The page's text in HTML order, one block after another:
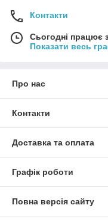
Контакти
Сьогодні працює
Показати весь
Про нас
Контакти
Доставка та оплата
Графік роботи
Повна версія сайту